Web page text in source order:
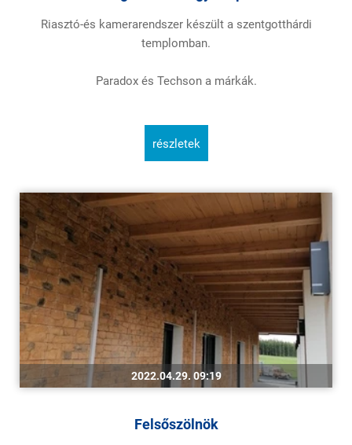
Riasztó-és kamerarendszer készült a szentgotthárdi
templomban.
Paradox és Techson a márkák.
részletek
2022.04.29. 09:19
Felsőszölnök